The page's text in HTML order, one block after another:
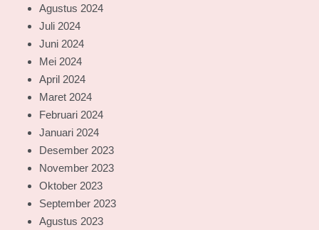
Agustus 2024
Juli 2024
Juni 2024
Mei 2024
April 2024
Maret 2024
Februari 2024
Januari 2024
Desember 2023
November 2023
Oktober 2023
September 2023
Agustus 2023